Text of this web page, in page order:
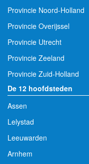
Provincie Noord-Holland
Provincie Overijssel
Provincie Utrecht
Provincie Zeeland
Provincie Zuid-Holland
De 12 hoofdsteden
Assen
Lelystad
Leeuwarden
Arnhem